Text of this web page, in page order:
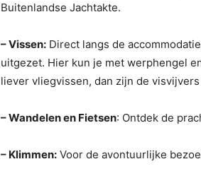
Buitenlandse Jachtakte.
– Vissen: Direct langs de
uitgezet. Hier kun je met werphengel
liever vliegvissen, dan zijn de
– Wandelen en Fietsen: Ontdek de
– Klimmen: Voor de avontuurlijke